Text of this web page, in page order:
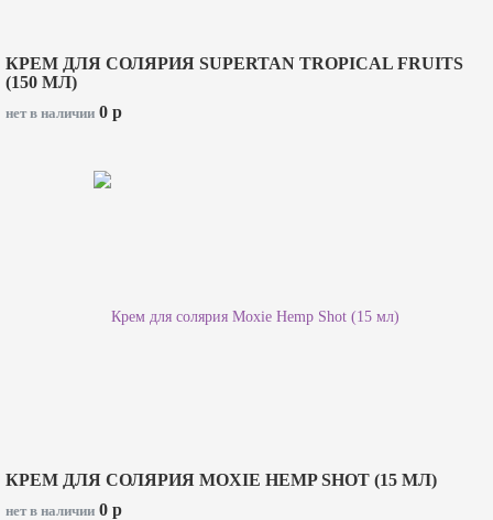
КРЕМ ДЛЯ СОЛЯРИЯ SUPERTAN TROPICAL FRUITS
(150 МЛ)
нет в наличии 0 p
КРЕМ ДЛЯ СОЛЯРИЯ MOXIE HEMP SHOT (15 МЛ)
нет в наличии 0 p